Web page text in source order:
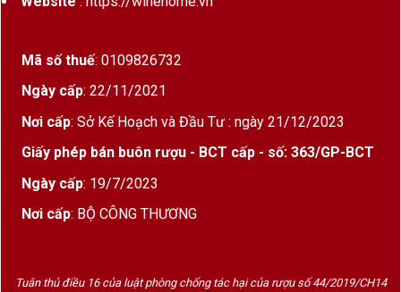
Mã số thuế: 0109826732
Ngày cấp: 22/11/2021
Nơi cấp: Sở Kế Hoạch và Đầu Tư : ngày 21/12/2023
Giấy phép bán buôn rượu - BCT cấp - số: 363/GP-BCT
Ngày cấp: 19/7/2023
Nơi cấp: BỘ CÔNG THƯƠNG
Tuân thủ điều 16 của luật phòng chống tác hại của rượu số 44/2019/CH14